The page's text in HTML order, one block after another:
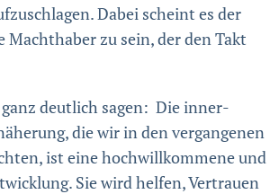
Dabei scheint es der
Machthaber zu sein, der den Takt
deutlich sagen: Die inner­
die wir in den vergangenen
ist eine hoch­will­kommene und
Sie wird helfen, Vertrauen